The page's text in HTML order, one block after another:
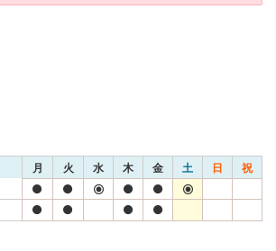
月 火 水 木 金 土 日 祝